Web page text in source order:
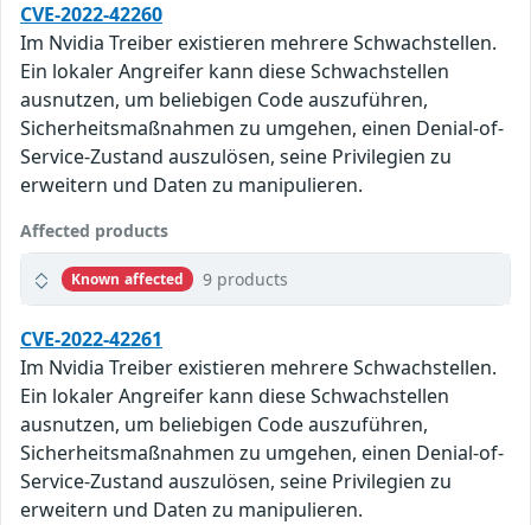
CVE-2022-42260
Im Nvidia Treiber existieren mehrere Schwachstellen.
Ein lokaler Angreifer kann diese Schwachstellen
ausnutzen, um beliebigen Code auszuführen,
Sicherheitsmaßnahmen zu umgehen, einen Denial-of-
Service-Zustand auszulösen, seine Privilegien zu
erweitern und Daten zu manipulieren.
Affected products
Known affected 9 products
CVE-2022-42261
Im Nvidia Treiber existieren mehrere Schwachstellen.
Ein lokaler Angreifer kann diese Schwachstellen
ausnutzen, um beliebigen Code auszuführen,
Sicherheitsmaßnahmen zu umgehen, einen Denial-of-
Service-Zustand auszulösen, seine Privilegien zu
erweitern und Daten zu manipulieren.